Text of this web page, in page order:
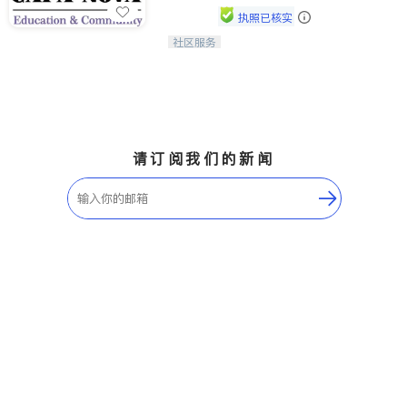
执照已核实
连接家长与社会，赋能孩子与下一代，
社区服务
请订阅我们的新闻